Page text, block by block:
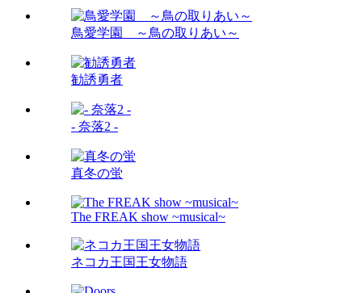
鳥愛学園 ～鳥の取りあい～
勧誘勇者
- 奈落2 -
真冬の蛍
The FREAK show ~musical~
ネコカ王国王女物語